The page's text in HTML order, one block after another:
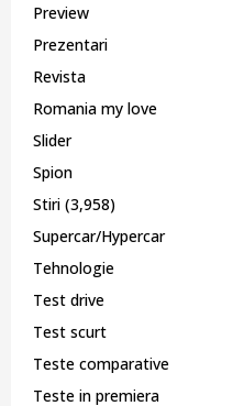
Preview
Prezentari
Revista
Romania my love
Slider
Spion
Stiri (3,958)
Supercar/Hypercar
Tehnologie
Test drive
Test scurt
Teste comparative
Teste in premiera